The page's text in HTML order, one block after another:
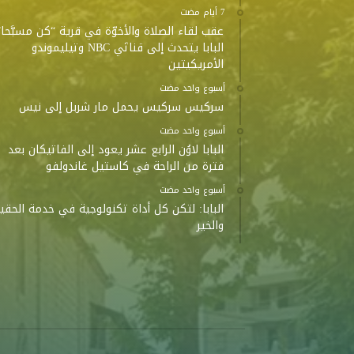
عقب لقاء الصلاة والأخوّة في قرية “كن
البابا يتحدث إلى قناتَي NBC وتيليموندو
الأمريكيتين
‫‫‫‏‫أسبوع واحد مضت‬
سركيس سركيس يحمل مار شربل إلى نيس
‫‫‫‏‫أسبوع واحد مضت‬
البابا لاوُن الرابع عشر يعود إلى الفاتيكان بعد
فترة من الراحة في كاستيل غاندولفو
‫‫‫‏‫أسبوع واحد مضت‬
البابا: لتكن كل أداة تكنولوجية في خدمة
والخير